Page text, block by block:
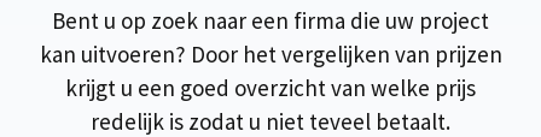
Bent u op zoek naar een firma die uw project
kan uitvoeren? Door het vergelijken van prijzen
krijgt u een goed overzicht van welke prijs
redelijk is zodat u niet teveel betaalt.